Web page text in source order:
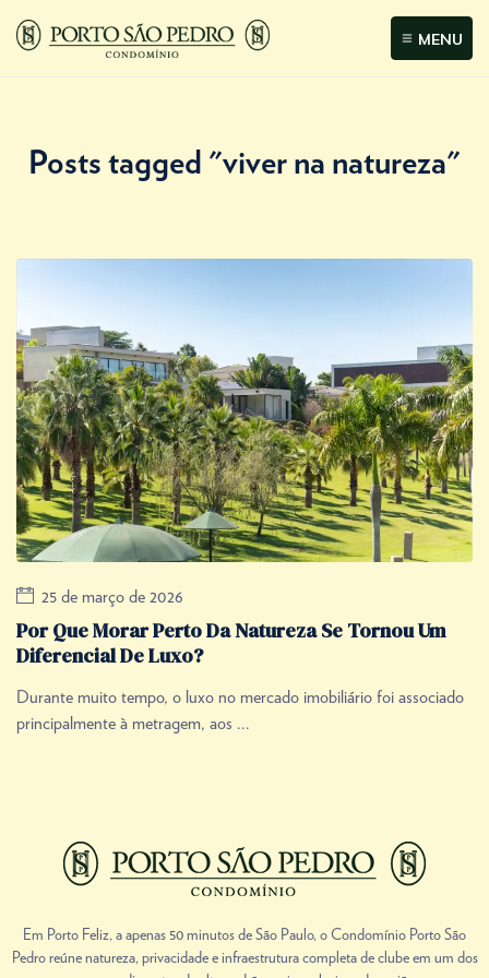
MENU
Posts tagged "viver na natureza"
25 de março de 2026
Por Que Morar Perto Da Natureza Se Tornou Um
Diferencial De Luxo?
Durante muito tempo, o luxo no mercado imobiliário foi associado
principalmente à metragem, aos ...
Em Porto Feliz, a apenas 50 minutos de São Paulo, o Condomínio Porto São
Pedro reúne natureza, privacidade e infraestrutura completa de clube em um dos